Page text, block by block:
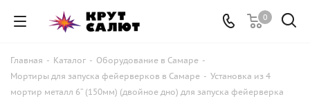
0
Главная - Каталог - Оборудование в Самаре -
Мортиры для запуска фейерверков в Самаре - Установка из 4
мортир металл 6” (150мм) (двойное дно) для запуска фейерверка